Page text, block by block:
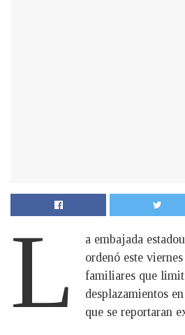
L
a embajada
ordenó este
familiares que
desplazamientos
que se reportaran